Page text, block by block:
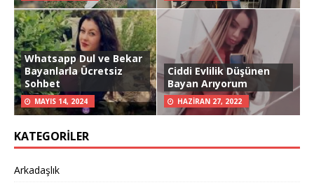
Whatsapp Dul ve Bekar
Bayanlarla Ücretsiz
Sohbet
MAYIS 14, 2024
Ciddi Evlilik Düşünen
Bayan Arıyorum
HAZIRAN 27, 2022
KATEGORILER
Arkadaşlık